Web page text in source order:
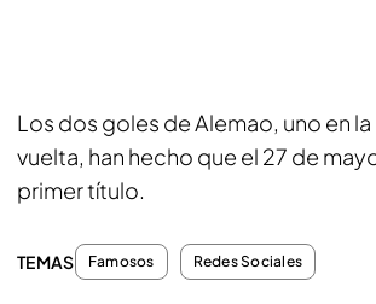
Los dos goles de Alemao, uno en
vuelta, han hecho que el 27 de
primer título.
TEMAS Famosos Redes Sociales